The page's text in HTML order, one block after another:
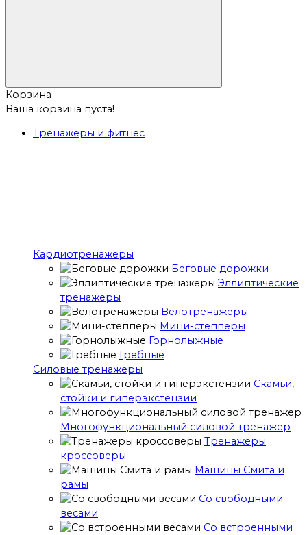
Корзина
Ваша корзина пуста!
Тренажёры и фитнес
Кардиотренажеры
Беговые дорожки
Эллиптические
тренажеры
Велотренажеры
Мини-степперы
Горнолыжные
Гребные
Cиловые тренажеры
Скамьи,
стойки и гиперэкстензии
Многофункциональный силовой тренажер
Тренажеры
кроссоверы
Машины Смита и
рамы
Со свободными
весами
Со встроенными